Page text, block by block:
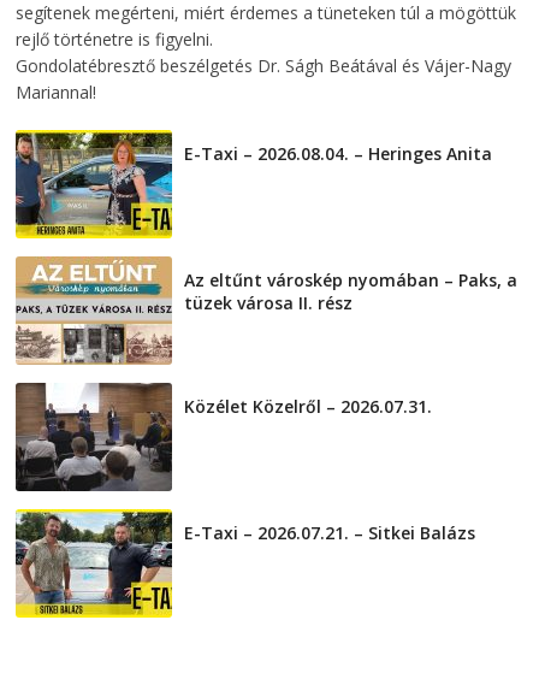
segítenek megérteni, miért érdemes a tüneteken túl a mögöttük
rejlő történetre is figyelni.
Gondolatébresztő beszélgetés Dr. Ságh Beátával és Vájer-Nagy
Mariannal!
E-Taxi – 2026.08.04. – Heringes Anita
Az eltűnt városkép nyomában – Paks, a
tüzek városa II. rész
Közélet Közelről – 2026.07.31.
E-Taxi – 2026.07.21. – Sitkei Balázs